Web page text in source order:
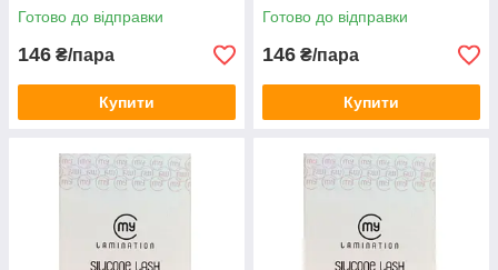
Готово до відправки
146 ₴/пара
Купити
Готово до відправки
146 ₴/пара
Купити